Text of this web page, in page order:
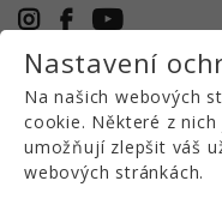
+49 5971 94632-0
Naviják na hadici
Nastavení
Na našich webových
cookie. Některé z
umožňují zlepšit váš
webových stránkách.